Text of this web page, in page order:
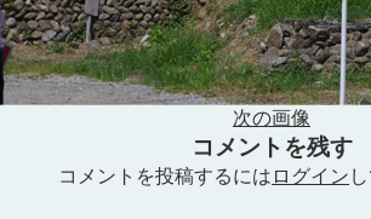
次の画像
コメントを残す
コメントを投稿するには ログイン